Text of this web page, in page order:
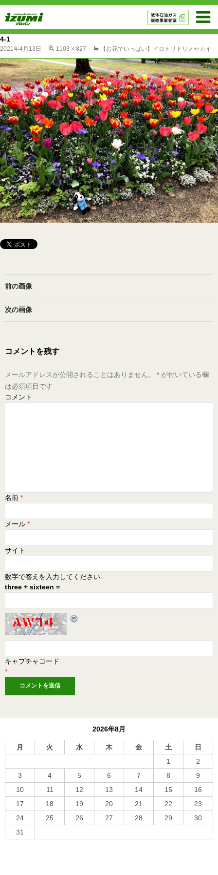
4-1
2021年4月13日 1103 × 827 【お花でいっぱい】イロトリドリノセカイ
前の画像
次の画像
コメントを残す
メールアドレスが公開されることはありません。 * が付いている欄
は必須項目です
コメント
名前 *
メール *
サイト
数字で答えを入力してください:
three + sixteen =
キャプチャコード
*
2026年8月
月 火 水 木 金 土
日
1
2
3
4 5 6 7 8
9
10
11 12 13 14 15
16
17
18 19 20 21 22
23
24
25 26 27 28 29
30
31